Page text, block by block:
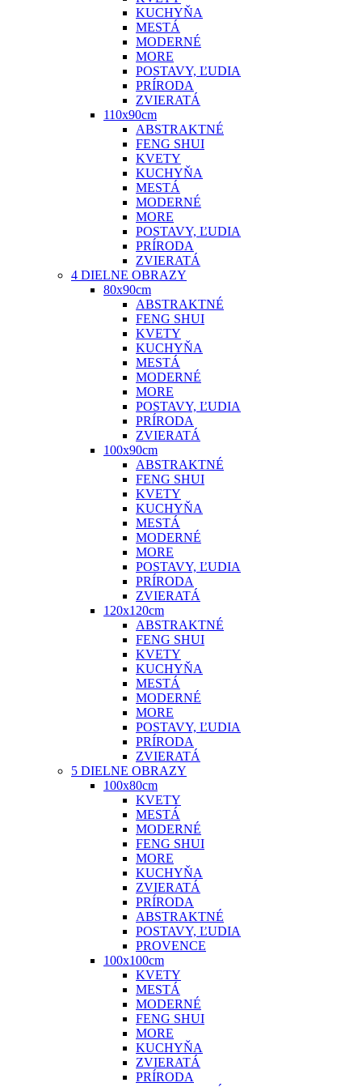
KUCHYŇA
MESTÁ
MODERNÉ
MORE
POSTAVY, ĽUDIA
PRÍRODA
ZVIERATÁ
110x90cm
ABSTRAKTNÉ
FENG SHUI
KVETY
KUCHYŇA
MESTÁ
MODERNÉ
MORE
POSTAVY, ĽUDIA
PRÍRODA
ZVIERATÁ
4 DIELNE OBRAZY
80x90cm
ABSTRAKTNÉ
FENG SHUI
KVETY
KUCHYŇA
MESTÁ
MODERNÉ
MORE
POSTAVY, ĽUDIA
PRÍRODA
ZVIERATÁ
100x90cm
ABSTRAKTNÉ
FENG SHUI
KVETY
KUCHYŇA
MESTÁ
MODERNÉ
MORE
POSTAVY, ĽUDIA
PRÍRODA
ZVIERATÁ
120x120cm
ABSTRAKTNÉ
FENG SHUI
KVETY
KUCHYŇA
MESTÁ
MODERNÉ
MORE
POSTAVY, ĽUDIA
PRÍRODA
ZVIERATÁ
5 DIELNE OBRAZY
100x80cm
KVETY
MESTÁ
MODERNÉ
FENG SHUI
MORE
KUCHYŇA
ZVIERATÁ
PRÍRODA
ABSTRAKTNÉ
POSTAVY, ĽUDIA
PROVENCE
100x100cm
KVETY
MESTÁ
MODERNÉ
FENG SHUI
MORE
KUCHYŇA
ZVIERATÁ
PRÍRODA